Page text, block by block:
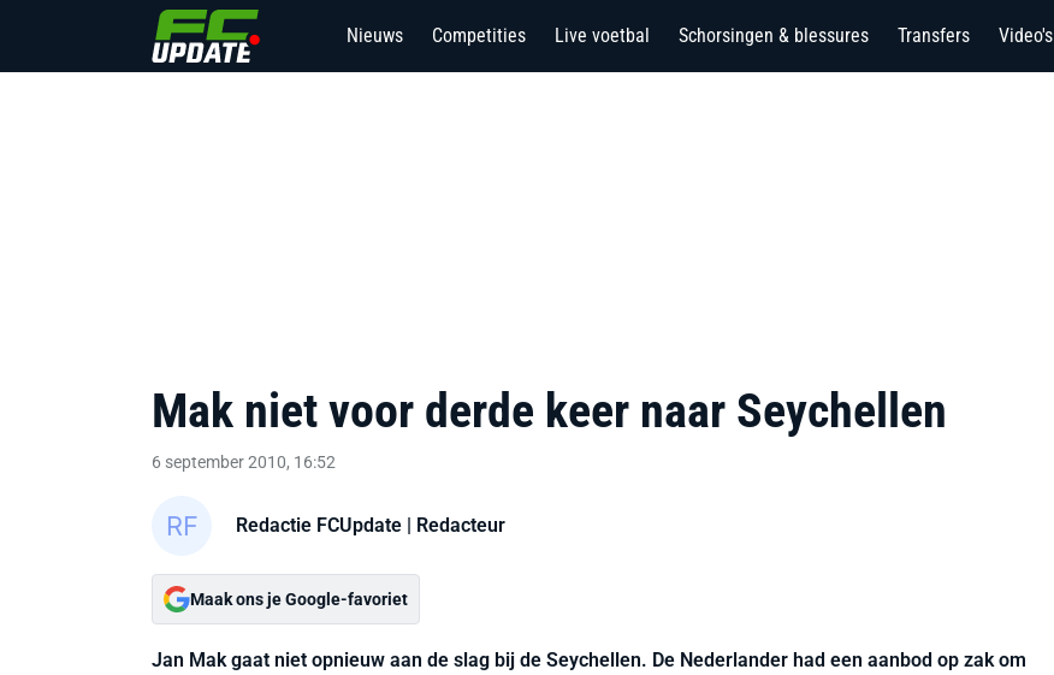
Nieuws Competities Live voetbal Schorsingen & blessures Transfers Video's
Mak niet voor derde keer naar Seychellen
6 september 2010, 16:52
Redactie FCUpdate | Redacteur
Maak ons je Google-favoriet
Jan Mak gaat niet opnieuw aan de slag bij de Seychellen. De Nederlander had een aanbod op zak om